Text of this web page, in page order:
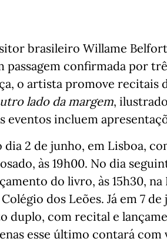
brasileiro Willame
passagem confirmada por
o artista promove recitais
lado da margem,
eventos incluem
2 de junho, em Lisboa,
às 19h00. No dia
do livro, às 15h30,
dos Leões. Já em 7
duplo, com recital e
esse último contará com